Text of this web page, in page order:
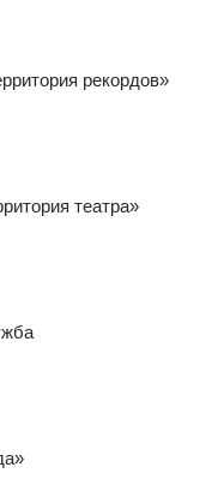
рекордов»
театра»